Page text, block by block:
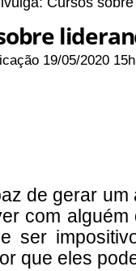
19/05/2020
de gerar
com alguém
ser
que eles